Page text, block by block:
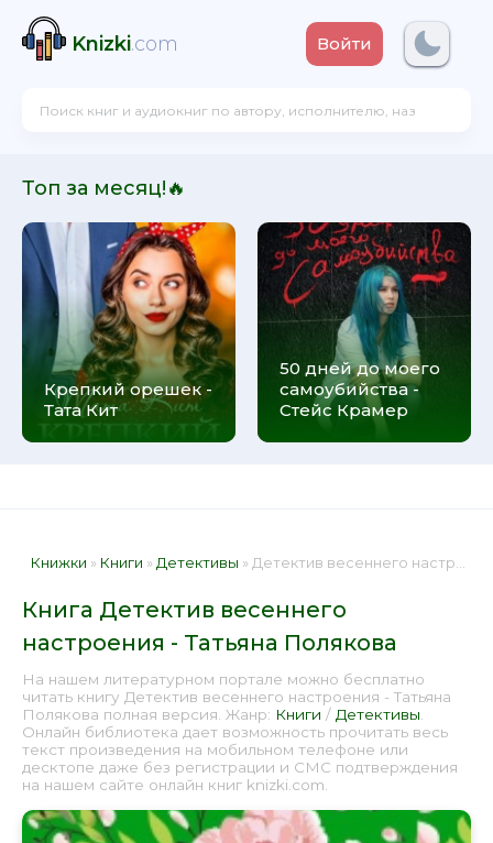
Knizki.com Войти
Топ за месяц!🔥
Крепкий орешек -
Тата Кит
50 дней до моего
самоубийства -
Стейс Крамер
Книжки » Книги » Детективы » Детектив весеннего настроения - Татьяна Полякова 📕 - Книга онлайн бесплатно
Книга Детектив весеннего
настроения - Татьяна Полякова
На нашем литературном портале можно бесплатно
читать книгу Детектив весеннего настроения - Татьяна
Полякова полная версия. Жанр: Книги / Детективы
Онлайн библиотека дает возможность прочитать весь
текст произведения на мобильном телефоне или
десктопе даже без регистрации и СМС подтверждения
на нашем сайте онлайн книг knizki.com.